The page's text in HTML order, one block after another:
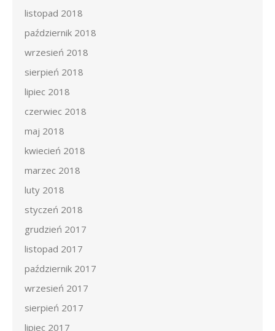
listopad 2018
październik 2018
wrzesień 2018
sierpień 2018
lipiec 2018
czerwiec 2018
maj 2018
kwiecień 2018
marzec 2018
luty 2018
styczeń 2018
grudzień 2017
listopad 2017
październik 2017
wrzesień 2017
sierpień 2017
lipiec 2017